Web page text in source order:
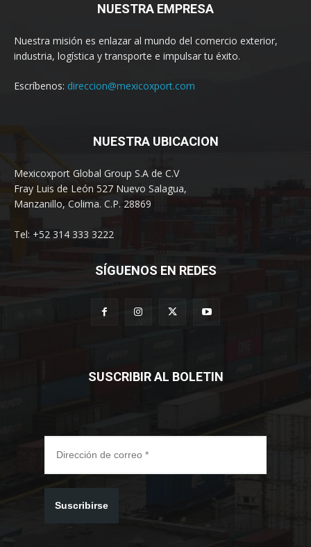
NUESTRA EMPRESA
Nuestra misión es enlazar al mundo del comercio exterior,
industria, logística y transporte e impulsar tu éxito.
Escríbenos: direccion@mexicoxport.com
NUESTRA UBICACION
Mexicoxport Global Group S.A de C.V
Fray Luis de León 527 Nuevo Salagua,
Manzanillo, Colima. C.P. 28869
Tel: +52 314 333 3222
SÍGUENOS EN REDES
SUSCRIBIR AL BOLETIN
Suscribirse